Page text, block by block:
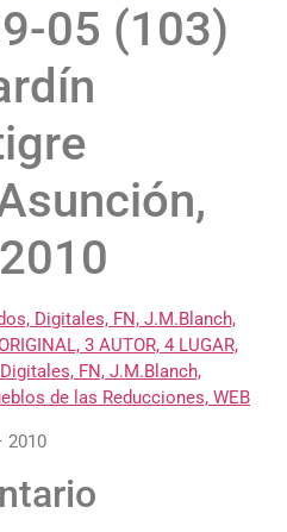
05 (103)
2010